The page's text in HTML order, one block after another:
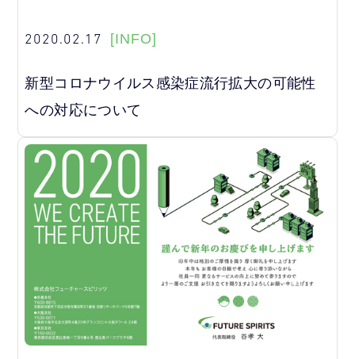
2020.02.17 [INFO]
新型コロナウイルス感染症流行拡大の可能性
への対応について